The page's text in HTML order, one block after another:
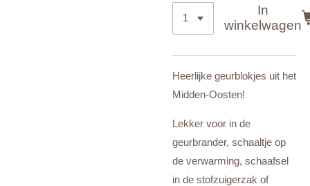
In
winkelwagen
Heerlijke geurblokjes uit het
Midden-Oosten!
Lekker voor in de
geurbrander, schaaltje op
de verwarming, schaafsel
in de stofzuigerzak of